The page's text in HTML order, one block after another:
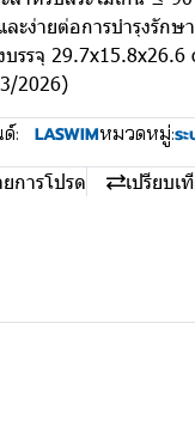
ละง่ายต่อการบำรุงรัก
บรรจุ
2026)
: LASWIMหมวดหมู่:ร
ยการโปรด
เปรียบเ